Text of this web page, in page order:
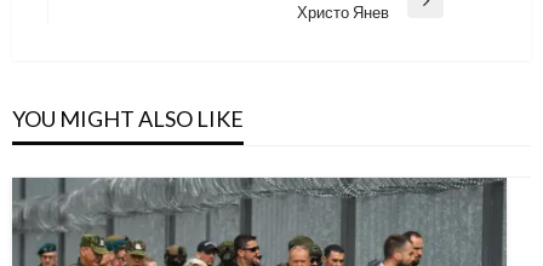
Христо Янев
YOU MIGHT ALSO LIKE